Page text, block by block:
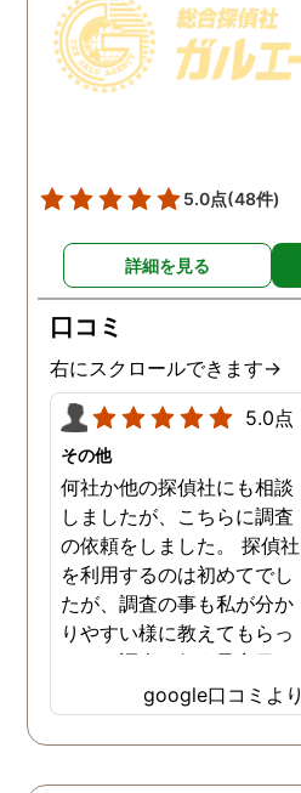
の休みも休日出勤と称して
家を空けているので、この
日に証拠集めをお願いしま
と会い、そのまま夜まで過
間もラブホテルの利用もし
たようで、たった一日で不
倫の証拠を揃えることがで
きました。
5.0点(48件)
詳細を見る
口コミ
右にスクロールできます→
5.0点
その他
何社か他の探偵社にも相談
しましたが、こちらに調査
の依頼をしました。 探偵社
を利用するのは初めてでし
たが、調査の事も私が分か
りやすい様に教えてもらっ
たり、調査を行う予定日は
私の希望を聞いてもらいつ
つ、探偵さんのご意見も取
り入れ、細かく打ち合わせ
google口コミより